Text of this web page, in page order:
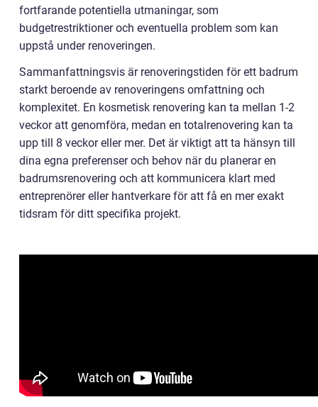
fortfarande potentiella utmaningar, som
budgetrestriktioner och eventuella problem som kan
uppstå under renoveringen.
Sammanfattningsvis är renoveringstiden för ett badrum
starkt beroende av renoveringens omfattning och
komplexitet. En kosmetisk renovering kan ta mellan 1-2
veckor att genomföra, medan en totalrenovering kan ta
upp till 8 veckor eller mer. Det är viktigt att ta hänsyn till
dina egna preferenser och behov när du planerar en
badrumsrenovering och att kommunicera klart med
entreprenörer eller hantverkare för att få en mer exakt
tidsram för ditt specifika projekt.